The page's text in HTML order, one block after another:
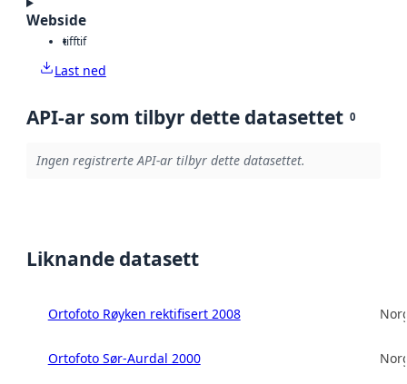
Webside
tifftif
Last ned
API-ar som tilbyr dette datasettet 0
Ingen registrerte API-ar tilbyr dette datasettet.
Liknande datasett
Ortofoto Røyken rektifisert 2008
Ortofoto Sør-Aurdal 2000